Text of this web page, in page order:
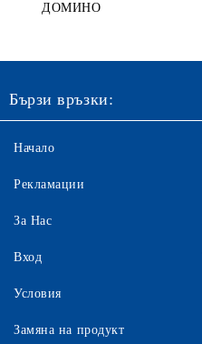
ДОМИНО
Бързи връзки:
Начало
Рекламации
За Нас
Вход
Условия
Замяна на продукт